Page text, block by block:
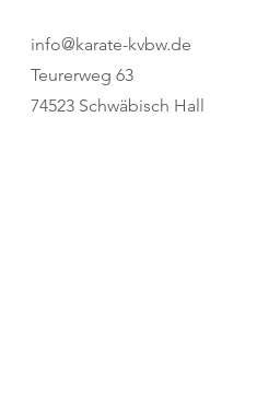
Mit gegenseitiger
und Spaß zur Zertifizierung
info@karate-kvbw.de
Teurerweg 63
74523 Schwäbisch Hall